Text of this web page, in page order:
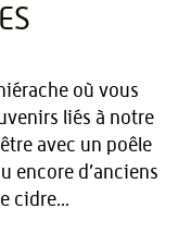
où vous
liés à notre
avec un poêle
encore d’anciens
cidre...